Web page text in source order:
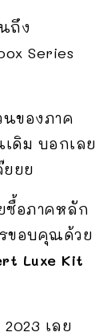
ถึง
Series
ของภาค
เดิม บอกเลย
ยยย
ซื้อภาคหลัก
ขอบคุณด้วย
Luxe Kit
เลย